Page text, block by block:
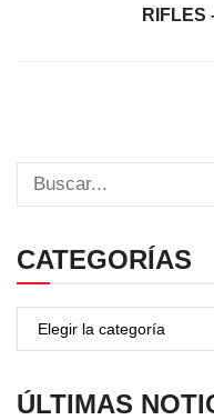
RIFLES
CATEGORÍAS
ÚLTIMAS